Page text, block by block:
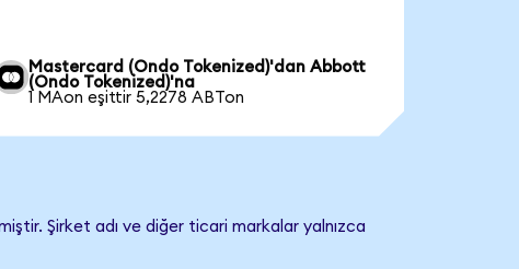
Mastercard (Ondo Tokenized)'dan Abbott
(Ondo Tokenized)'na
1 MAon eşittir 5,2278 ABTon
Şirket adı ve diğer ticari markalar yalnızca